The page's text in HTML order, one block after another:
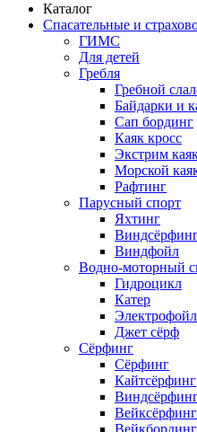
Каталог
Спасательные и
ГИМС
Для детей
Гребля
Гребной
Байдарки и
Сап бординг
Каяк кросс
Экстрим
Морской
Рафтинг
Парусный спорт
Яхтинг
Виндфойл
Водно-моторный
Гидроцикл
Катер
Электрофойл
Джет сёрф
Сёрфинг
Сёрфинг
Кайтсёрфинг
Вейксёрфинг
Вейкбординг